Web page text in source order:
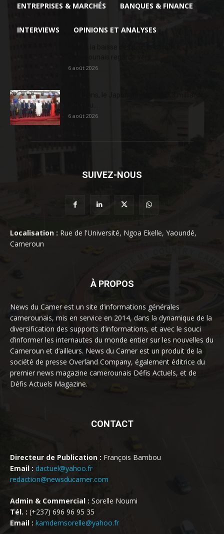
ENTREPRISES & MARCHÉS BANQUES & FINANCE
INTERVIEWS OPINIONS ET ANALYSES
6 août 2026
6 août 2026
SUIVEZ-NOUS
Localisation : Rue de l'Université, Ngoa Ekelle, Yaoundé,
Cameroun
À PROPOS
News du Camer est un site d’informations générales
camerounais, mis en service en 2014, dans la dynamique de la
diversification des supports d’informations, et avec le souci
d’informer les internautes du monde entier sur les nouvelles du
Cameroun et d’ailleurs. News du Camer est un produit de la
société de presse Overland Company, également éditrice du
premier news magazine camerounais Défis Actuels, et de
Défis Actuels Magazine.
CONTACT
Directeur de Publication : François Bambou
Email : dactuel@yahoo.fr
redaction@newsducamer.com
Admin & Commercial : Sorelle Noumi
Tél. : (+237) 696 96 95 35
Email : kamdemsorelle@yahoo.fr